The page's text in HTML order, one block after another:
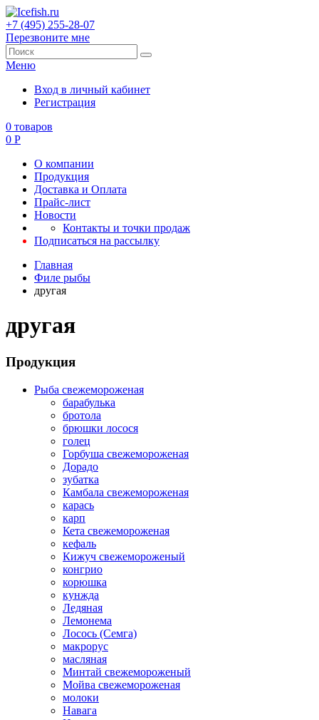
+7 (495) 255-28-07
Перезвоните мне
Меню
Вход в личный кабинет
Регистрация
0 товаров
0 Р
О компании
Продукция
Доставка и Оплата
Прайс-лист
Новости
Контакты и точки продаж
Подписаться на рассылку
Главная
Филе рыбы
другая
другая
Продукция
Рыба свежемороженая
барабулька
бротола
брюшки лосося
голец
Горбуша свежемороженая
Дорадо
зубатка
Камбала свежемороженая
карась
карп
Кета свежемороженая
кефаль
Кижуч свежемороженый
конгрио
корюшка
кунжда
Ледяная
Лемонема
Лосось (Семга)
макрорус
масляная
Минтай свежемороженый
Мойва свежемороженая
молоки
Навага